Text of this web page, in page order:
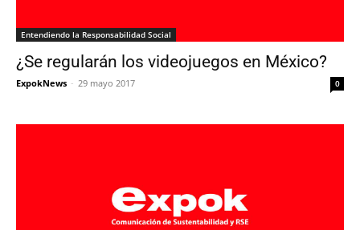
Entendiendo la Responsabilidad Social
¿Se regularán los videojuegos en México?
ExpokNews - 29 mayo 2017 0